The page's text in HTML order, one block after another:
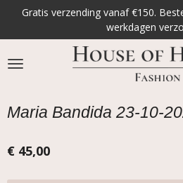
naar
de
hoofdinhoud
Gratis verzending vanaf €150.
werkdagen
Maria Bandida 23-10-
€ 45,00